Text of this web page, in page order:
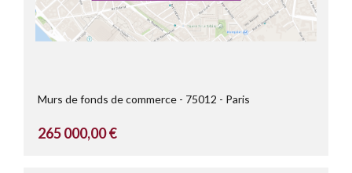
Murs de fonds de commerce 75012 Paris
265 000,00 €